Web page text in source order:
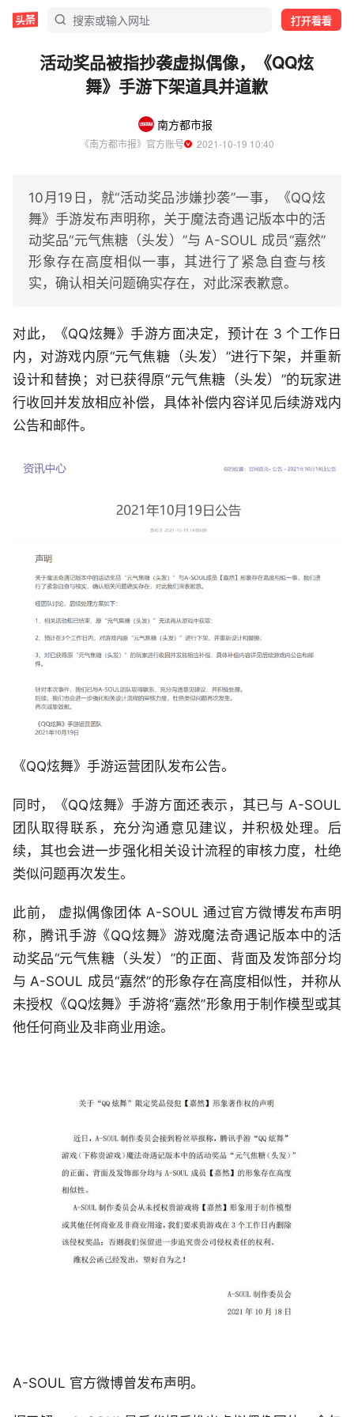
打开看看
活动奖品被指抄袭虚拟偶像，《QQ炫
舞》手游下架道具并道歉
南方都市报
《南方都市报》官方账号
  2021-10-19 10:40
10月19日，就“活动奖品涉嫌抄袭”一事，《QQ炫
舞》手游发布声明称，关于魔法奇遇记版本中的活
动奖品“元气焦糖（头发）”与 A-SOUL 成员“嘉然”
形象存在高度相似一事，其进行了紧急自查与核
实，确认相关问题确实存在，对此深表歉意。
对此，《QQ炫舞》手游方面决定，预计在 3 个工作日
内，对游戏内原“元气焦糖（头发）”进行下架，并重新
设计和替换；对已获得原“元气焦糖（头发）”的玩家进
行收回并发放相应补偿，具体补偿内容详见后续游戏内
公告和邮件。
《QQ炫舞》手游运营团队发布公告。
同时，《QQ炫舞》手游方面还表示，其已与 A-SOUL
团队取得联系，充分沟通意见建议，并积极处理。后
续，其也会进一步强化相关设计流程的审核力度，杜绝
类似问题再次发生。
此前， 虚拟偶像团体 A-SOUL 通过官方微博发布声明
称，腾讯手游《QQ炫舞》游戏魔法奇遇记版本中的活
动奖品“元气焦糖（头发）”的正面、背面及发饰部分均
与 A-SOUL 成员“嘉然”的形象存在高度相似性，并称从
未授权《QQ炫舞》手游将“嘉然”形象用于制作模型或其
他任何商业及非商业用途。
A-SOUL 官方微博曾发布声明。